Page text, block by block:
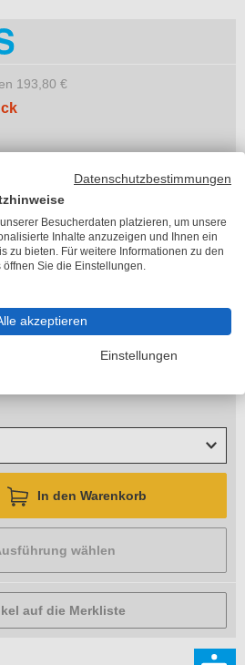
193,80 €
In den Warenkorb
wählen
auf die Merkliste
Datenschutzbestimmungen
Besucherdaten platzieren, um unsere
Inhalte anzuzeigen und Ihnen ein
zu bieten. Für weitere Informationen zu den
Sie die Einstellungen.
akzeptieren
Einstellungen